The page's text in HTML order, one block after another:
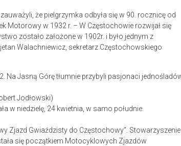
że pielgrzymka odbyła się w 90. rocznicę od
Motorowy w 1932 r. – W Częstochowie rozwijał się
zostało założone w 1902r. i było jednym z
Walachniewicz, sekretarz Częstochowskiego
Jodłowski)
w niedzielę, 24 kwietnia, w samo południe.
Zjazd Gwiaździsty do Częstochowy”. Stowarzyszenie
się początkiem Motocyklowych Zjazdów